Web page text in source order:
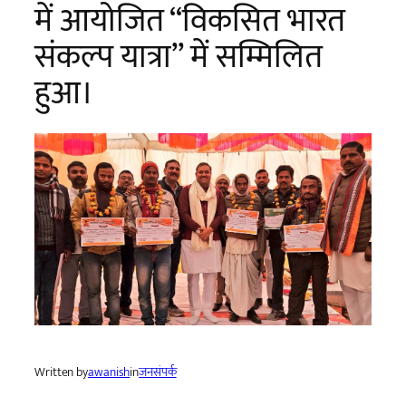
में आयोजित “विकसित भारत
संकल्प यात्रा” में सम्मिलित
हुआ।
Written byawanishinजनसंपर्क